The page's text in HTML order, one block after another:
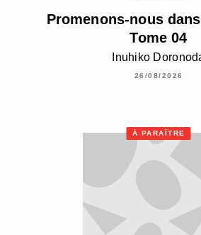
Promenons-nous
Tome 04
Inuhiko
26/08/2026
À PARAÎTRE